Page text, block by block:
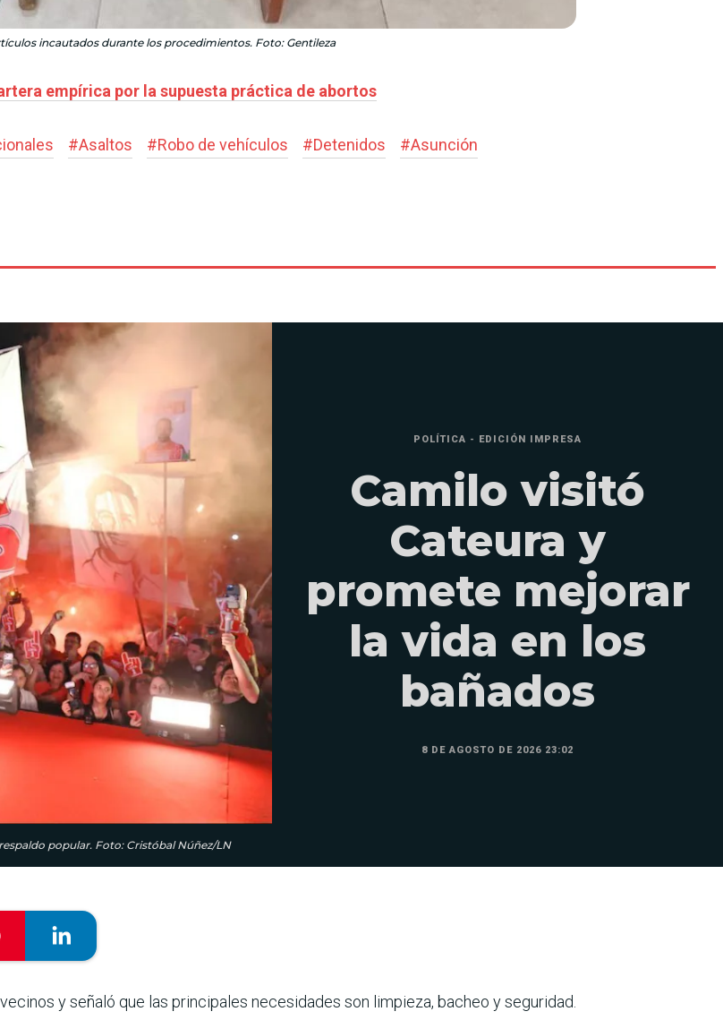
incautados durante los procedimientos. Foto: Gentileza
empírica por la supuesta práctica de abortos
#Asaltos #Robo de vehículos #Detenidos #Asunción
popular. Foto: Cristóbal Núñez/LN
POLÍTICA - EDICIÓN IMPRESA
Camilo visitó
Cateura y
promete mejorar
la vida en los
bañados
8 DE AGOSTO DE 2026 23:02
y señaló que las principales necesidades son limpieza, bacheo y seguridad.